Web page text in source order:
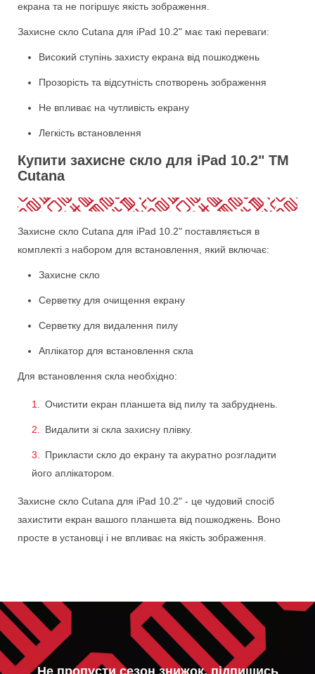
екрана та не погіршує якість зображення.
Захисне скло Cutana для iPad 10.2" має такі переваги:
Високий ступінь захисту екрана від пошкоджень
Прозорість та відсутність спотворень зображення
Не впливає на чутливість екрану
Легкість встановлення
Купити захисне скло для iPad 10.2" TM
Cutana
Захисне скло Cutana для iPad 10.2" поставляється в
комплекті з набором для встановлення, який включає:
Захисне скло
Серветку для очищення екрану
Серветку для видалення пилу
Аплікатор для встановлення скла
Для встановлення скла необхідно:
Очистити екран планшета від пилу та забруднень.
Видалити зі скла захисну плівку.
Прикласти скло до екрану та акуратно розгладити
його аплікатором.
Захисне скло Cutana для iPad 10.2" - це чудовий спосіб
захистити екран вашого планшета від пошкоджень. Воно
просте в установці і не впливає на якість зображення.